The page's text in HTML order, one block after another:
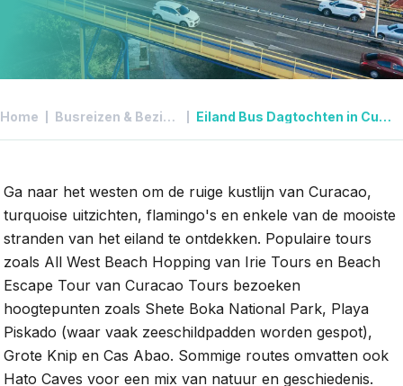
Home Busreizen & Bezienswaardigheden in Curacao Eiland Bus Dagtochten in Curacao
Ga naar het westen om de ruige kustlijn van Curacao,
turquoise uitzichten, flamingo's en enkele van de mooiste
stranden van het eiland te ontdekken. Populaire tours
zoals All West Beach Hopping van Irie Tours en Beach
Escape Tour van Curacao Tours bezoeken
hoogtepunten zoals Shete Boka National Park, Playa
Piskado (waar vaak zeeschildpadden worden gespot),
Grote Knip en Cas Abao. Sommige routes omvatten ook
Hato Caves voor een mix van natuur en geschiedenis.